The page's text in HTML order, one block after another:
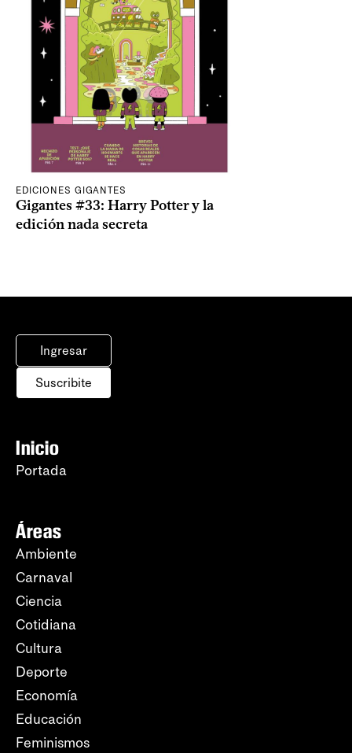
EDICIONES GIGANTES
Gigantes #33: Harry Potter y la
edición nada secreta
Ingresar
Suscribite
Inicio
Portada
Áreas
Ambiente
Carnaval
Ciencia
Cotidiana
Cultura
Deporte
Economía
Educación
Feminismos